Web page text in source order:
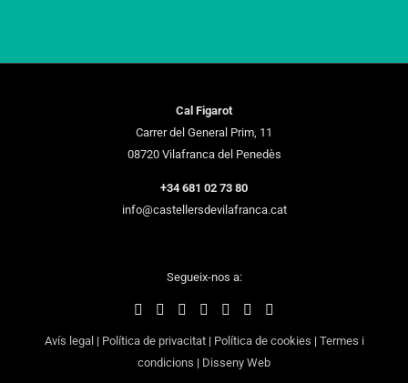
Cal Figarot
Carrer del General Prim, 11
08720 Vilafranca del Penedès
+34 681 02 73 80
info@castellersdevilafranca.cat
Segueix-nos a:
Avís legal | Política de privacitat| Política de cookies | Termes i
condicions | Disseny Web